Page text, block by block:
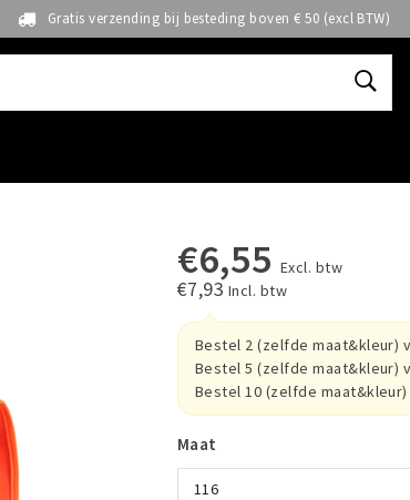
Gratis verzending bij besteding boven € 50 (excl BTW)
€6,55 Excl. btw
€7,93 Incl. btw
Bestel 2 (zelfde maat&kleur)
Bestel 5 (zelfde maat&kleur)
Bestel 10 (zelfde
Maat
116